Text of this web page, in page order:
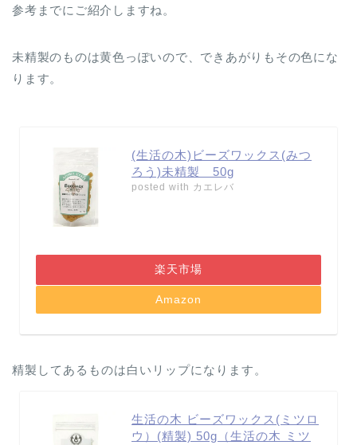
参考までにご紹介しますね。
未精製のものは黄色っぽいので、できあがりもその色にな
ります。
(生活の木)ビーズワックス(みつ
ろう)未精製 50g
posted with カエレバ
楽天市場
Amazon
精製してあるものは白いリップになります。
生活の木 ビーズワックス(ミツロ
ウ）(精製) 50g（生活の木 ミツ